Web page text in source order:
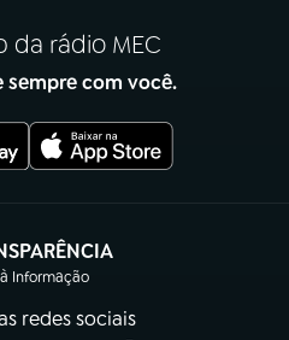
da rádio MEC
sempre com você.
Informação
(abre em nova aba)
redes sociais